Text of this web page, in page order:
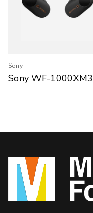
Sony
Sony WF-1000XM3